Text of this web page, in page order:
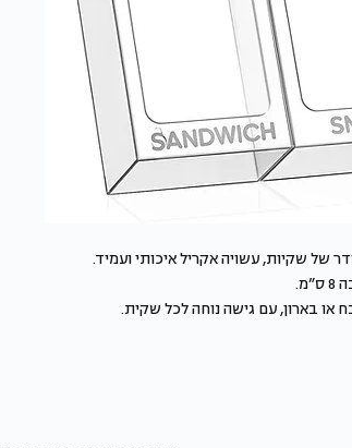
של שקיות, עשויה אקריל איכותי ועמיד.
או בארון, עם גישה נוחה לכל שקית.